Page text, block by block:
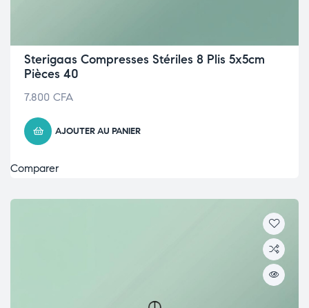
Sterigaas Compresses Stériles 8 Plis 5x5cm
Pièces 40
7.800 CFA
AJOUTER AU PANIER
Comparer